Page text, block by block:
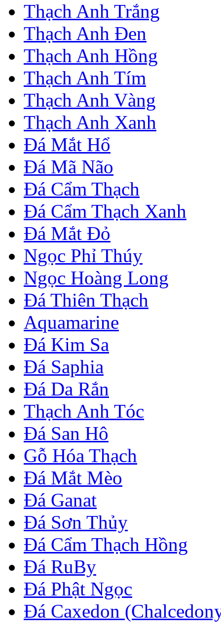
Thạch Anh Trắng
Thạch Anh Đen
Thạch Anh Hồng
Thạch Anh Tím
Thạch Anh Vàng
Thạch Anh Xanh
Đá Mắt Hổ
Đá Mã Não
Đá Cẩm Thạch
Đá Cẩm Thạch Xanh
Đá Mắt Đỏ
Ngọc Phỉ Thúy
Ngọc Hoàng Long
Đá Thiên Thạch
Aquamarine
Đá Kim Sa
Đá Saphia
Đá Da Rắn
Thạch Anh Tóc
Đá San Hô
Gỗ Hóa Thạch
Đá Mắt Mèo
Đá Ganat
Đá Sơn Thủy
Đá Cẩm Thạch Hồng
Đá RuBy
Đá Phật Ngọc
Đá Caxedon